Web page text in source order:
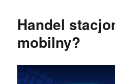
Handel
mobilny?